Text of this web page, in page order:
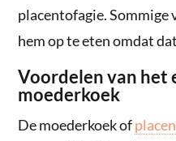
placentofagie. Sommige
hem op te eten omdat
Voordelen van het
moederkoek
De moederkoek of